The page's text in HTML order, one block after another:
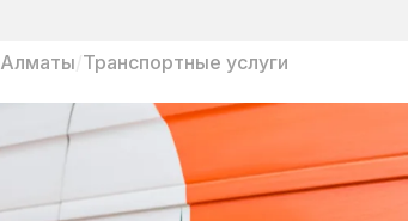
Алматы Транспортные услуги